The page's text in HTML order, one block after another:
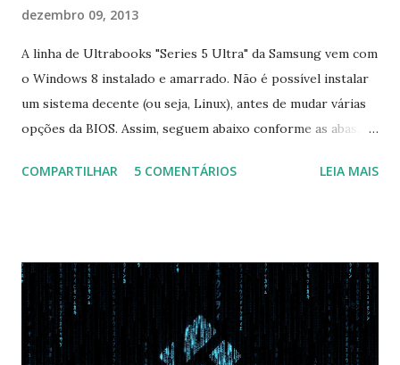
dezembro 09, 2013
A linha de Ultrabooks "Series 5 Ultra" da Samsung vem com
o Windows 8 instalado e amarrado. Não é possível instalar
um sistema decente (ou seja, Linux), antes de mudar várias
opções da BIOS. Assim, seguem abaixo conforme as abas, a
Na inicialização aperte F2 para acessar a BIOS e então faça
com Win, deixe essa opção no Auto ) Set AHCI Mode ->
Disabled USB S3 Wake-up -> Enabled Boot: Secure Boot ->
Disabled OS Mode Selection -> UEFI and CSM OS (Essa
opção garante boot com Win e Linux) Boot > Boot Priority
COMPARTILHAR 5 COMENTÁRIOS LEIA MAIS